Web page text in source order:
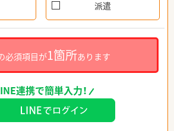
派遣
必須項目が1箇所あります
連携で簡単入力！